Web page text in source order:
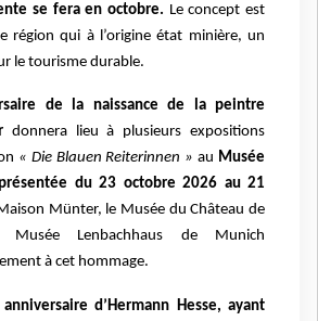
se fera en octobre. Le concept est
région qui à l’origine état minière, un
le tourisme durable.
de la naissance de la peintre
donnera lieu à plusieurs expositions
« Die Blauen Reiterinnen » au Musée
du 23 octobre 2026 au 21
Münter, le Musée du Château de
Lenbachhaus de Munich
à cet hommage.
d’Hermann Hesse, ayant